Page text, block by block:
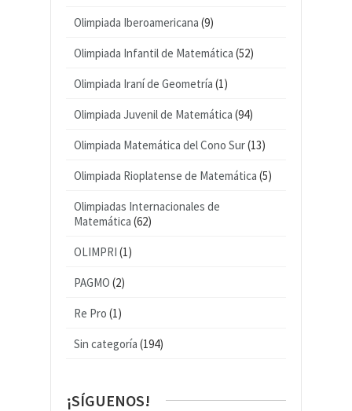
Olimpiada Iberoamericana (9)
Olimpiada Infantil de Matemática (52)
Olimpiada Iraní de Geometría (1)
Olimpiada Juvenil de Matemática (94)
Olimpiada Matemática del Cono Sur(13)
Olimpiada Rioplatense de Matemática (5)
Olimpiadas Internacionales de
Matemática (62)
OLIMPRI (1)
PAGMO (2)
Re Pro (1)
Sin categoría (194)
¡SÍGUENOS!